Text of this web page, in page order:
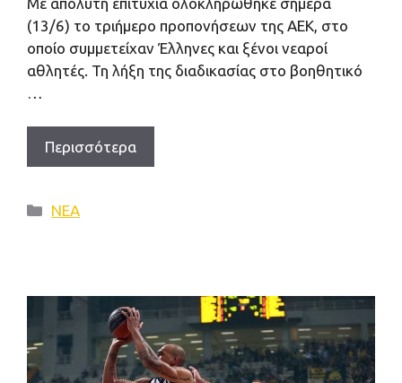
(13/6) το τριήμερο προπονήσεων της ΑΕΚ, στο
οποίο συμμετείχαν Έλληνες και ξένοι νεαροί
αθλητές. Τη λήξη της διαδικασίας στο βοηθητικό
Περισσότερα
Κατηγορίες
ΝΕΑ